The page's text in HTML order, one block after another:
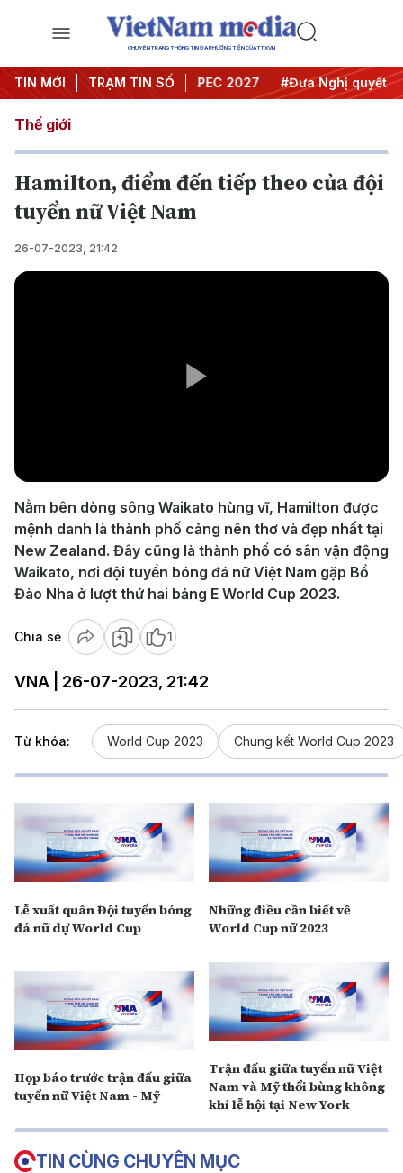
CHUYÊN TRANG THÔNG TIN ĐA PHƯƠNG TIỆN CỦA TTXVN
TIN MỚI TRẠM TIN SỐ
nghị Trung ương 3 #APEC 2027 #Đưa Nghị quyết
Thế giới
Hamilton, điểm đến tiếp theo của đội
tuyển nữ Việt Nam
26-07-2023, 21:42
Video
Nằm bên dòng sông Waikato hùng vĩ, Hamilton được
mệnh danh là thành phố cảng nên thơ và đẹp nhất tại
New Zealand. Đây cũng là thành phố có sân vận động
Waikato, nơi đội tuyển bóng đá nữ Việt Nam gặp Bồ
Đào Nha ở lượt thứ hai bảng E World Cup 2023.
Chia sẻ 1
VNA | 26-07-2023, 21:42
Từ khóa: World Cup 2023 Chung kết World Cup 2023
Lễ xuất quân Đội tuyển bóng
đá nữ dự World Cup
Những điều cần biết về
World Cup nữ 2023
Họp báo trước trận đấu giữa
tuyển nữ Việt Nam - Mỹ
Trận đấu giữa tuyển nữ Việt
Nam và Mỹ thổi bùng không
khí lễ hội tại New York
TIN CÙNG CHUYÊN MỤC